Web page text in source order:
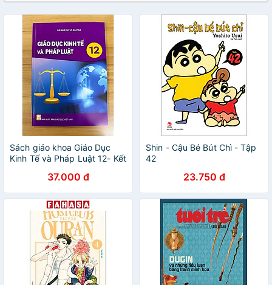
Sách giáo khoa Giáo Dục
Kinh Tế và Pháp Luật 12- Kết
(Kèm nilon bọc sách, nhãn
tên)
37.000 đ
Shin - Cậu Bé Bút Chì - Tập
42
23.750 đ